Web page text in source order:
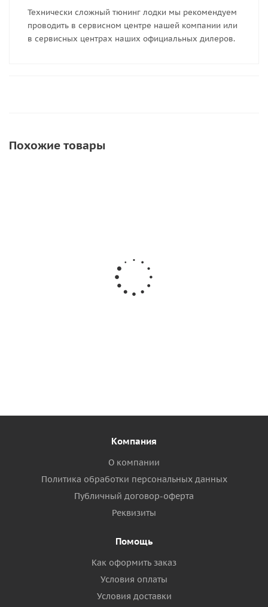
Технически сложный тюнинг лодки мы рекомендуем
проводить в сервисном центре нашей компании или
в сервисных центрах наших официальных дилеров.
Похожие товары
Клей для лодок ПВХ Texacol МN 150 (1л)
Компания
О компании
Политика обработки персональных данных
Публичный договор-оферта
Реквизиты
Помощь
Как оформить заказ
Условия оплаты
Условия доставки